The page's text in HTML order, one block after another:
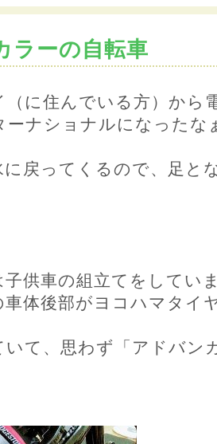
ラーの自転車
（に住んでいる方）から
ーナショナルになったな
に戻ってくるので、足と
子供車の組立てをしてい
車体後部がヨコハマタイ
いて、思わず「アドバン